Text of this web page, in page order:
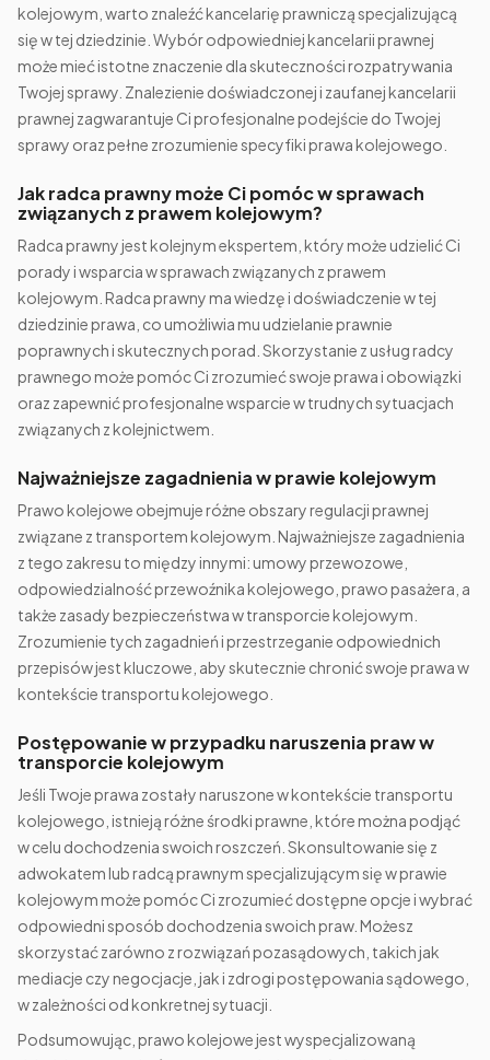
kolejowym, warto znaleźć kancelarię prawniczą specjalizującą
się w tej dziedzinie. Wybór odpowiedniej kancelarii prawnej
może mieć istotne znaczenie dla skuteczności rozpatrywania
Twojej sprawy. Znalezienie doświadczonej i zaufanej kancelarii
prawnej zagwarantuje Ci profesjonalne podejście do Twojej
sprawy oraz pełne zrozumienie specyfiki prawa kolejowego.
Jak radca prawny może Ci pomóc w sprawach
związanych z prawem kolejowym?
Radca prawny jest kolejnym ekspertem, który może udzielić Ci
porady i wsparcia w sprawach związanych z prawem
kolejowym. Radca prawny ma wiedzę i doświadczenie w tej
dziedzinie prawa, co umożliwia mu udzielanie prawnie
poprawnych i skutecznych porad. Skorzystanie z usług radcy
prawnego może pomóc Ci zrozumieć swoje prawa i obowiązki
oraz zapewnić profesjonalne wsparcie w trudnych sytuacjach
związanych z kolejnictwem.
Najważniejsze zagadnienia w prawie kolejowym
Prawo kolejowe obejmuje różne obszary regulacji prawnej
związane z transportem kolejowym. Najważniejsze zagadnienia
z tego zakresu to między innymi: umowy przewozowe,
odpowiedzialność przewoźnika kolejowego, prawo pasażera, a
także zasady bezpieczeństwa w transporcie kolejowym.
Zrozumienie tych zagadnień i przestrzeganie odpowiednich
przepisów jest kluczowe, aby skutecznie chronić swoje prawa w
kontekście transportu kolejowego.
Postępowanie w przypadku naruszenia praw w
transporcie kolejowym
Jeśli Twoje prawa zostały naruszone w kontekście transportu
kolejowego, istnieją różne środki prawne, które można podjąć
w celu dochodzenia swoich roszczeń. Skonsultowanie się z
adwokatem lub radcą prawnym specjalizującym się w prawie
kolejowym może pomóc Ci zrozumieć dostępne opcje i wybrać
odpowiedni sposób dochodzenia swoich praw. Możesz
skorzystać zarówno z rozwiązań pozasądowych, takich jak
mediacje czy negocjacje, jak i zdrogi postępowania sądowego,
w zależności od konkretnej sytuacji.
Podsumowując, prawo kolejowe jest wyspecjalizowaną